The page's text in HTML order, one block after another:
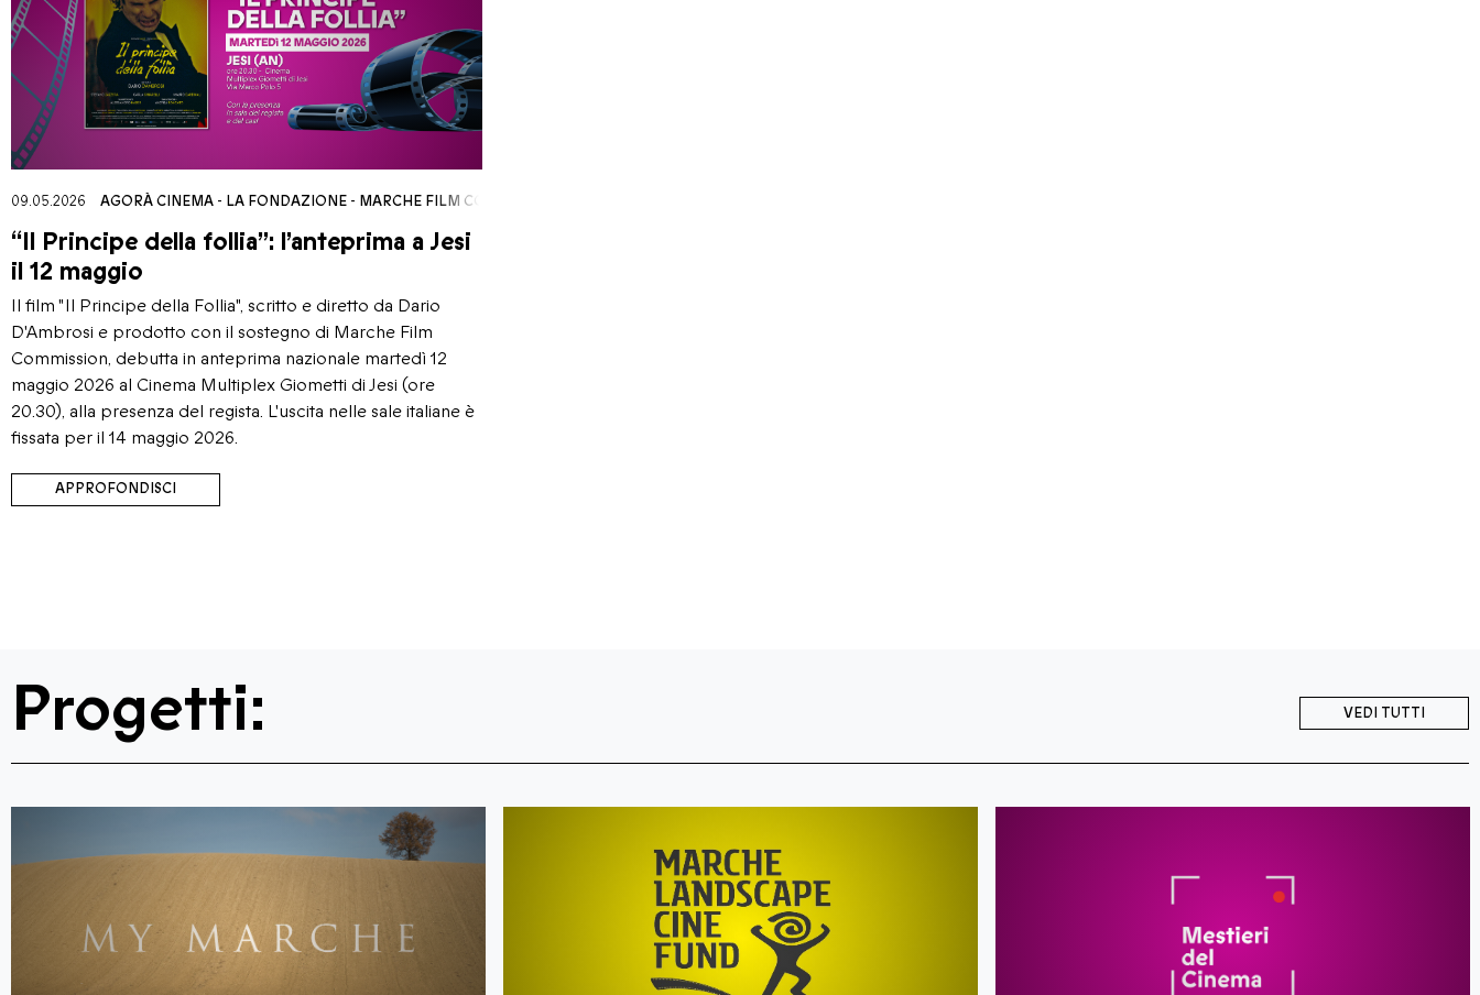
09.05.2026 AGORÀ CINEMA- LA FONDAZIONE- MARCHE FILM COMMISSION
“Il Principe della follia”: l’anteprima a Jesi
il 12 maggio
Il film "Il Principe della Follia", scritto e diretto da Dario
D'Ambrosi e prodotto con il sostegno di Marche Film
Commission, debutta in anteprima nazionale martedì 12
maggio 2026 al Cinema Multiplex Giometti di Jesi (ore
20.30), alla presenza del regista. L'uscita nelle sale italiane è
fissata per il 14 maggio 2026.
APPROFONDISCI
Progetti: VEDI TUTTI